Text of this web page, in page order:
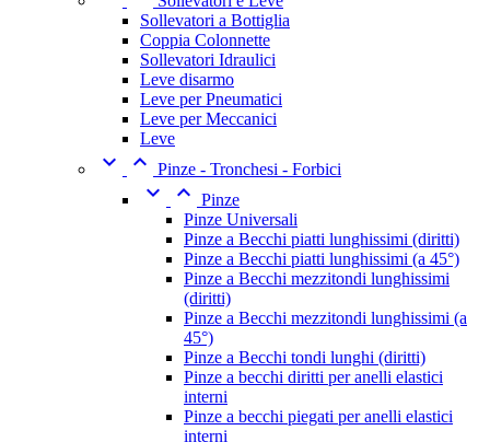
Sollevatori a Bottiglia
Coppia Colonnette
Sollevatori Idraulici
Leve disarmo
Leve per Pneumatici
Leve per Meccanici
Leve
  Pinze - Tronchesi - Forbici
  Pinze
Pinze Universali
Pinze a Becchi piatti lunghissimi (diritti)
Pinze a Becchi piatti lunghissimi (a 45°)
Pinze a Becchi mezzitondi lunghissimi
(diritti)
Pinze a Becchi mezzitondi lunghissimi (a
45°)
Pinze a Becchi tondi lunghi (diritti)
Pinze a becchi diritti per anelli elastici
interni
Pinze a becchi piegati per anelli elastici
interni